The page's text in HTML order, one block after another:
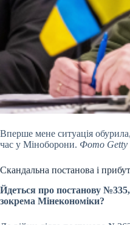
Вперше мене ситуація
час у Міноборони. Фото Getty
Скандальна постанова і
Йдеться про постанову
зокрема Мінекономіки?